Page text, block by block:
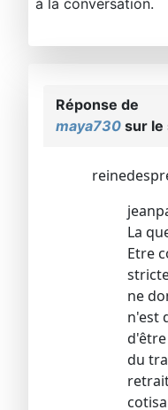
à la conversation.
Réponse de
maya730 sur le
La
Etre
ne
n'est
du